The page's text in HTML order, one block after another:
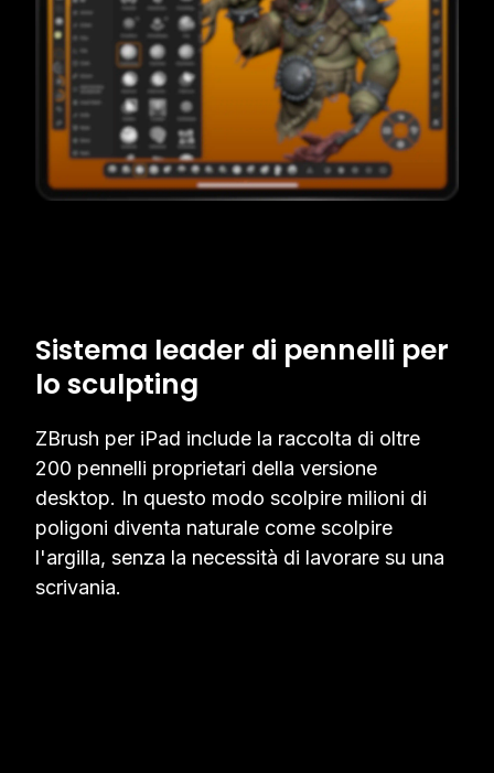
Sistema leader di pennelli per
lo sculpting
ZBrush per iPad include la raccolta di oltre
200 pennelli proprietari della versione
desktop. In questo modo scolpire milioni di
poligoni diventa naturale come scolpire
l'argilla, senza la necessità di lavorare su una
scrivania.